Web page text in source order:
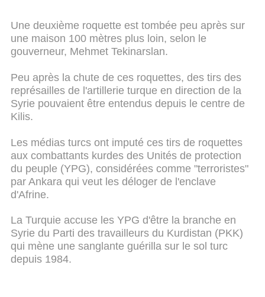
Une deuxième roquette est tombée peu après sur
une maison 100 mètres plus loin, selon le
gouverneur, Mehmet Tekinarslan.
Peu après la chute de ces roquettes, des tirs des
représailles de l'artillerie turque en direction de la
Syrie pouvaient être entendus depuis le centre de
Kilis.
Les médias turcs ont imputé ces tirs de roquettes
aux combattants kurdes des Unités de protection
du peuple (YPG), considérées comme "terroristes"
par Ankara qui veut les déloger de l'enclave
d'Afrine.
La Turquie accuse les YPG d'être la branche en
Syrie du Parti des travailleurs du Kurdistan (PKK)
qui mène une sanglante guérilla sur le sol turc
depuis 1984.